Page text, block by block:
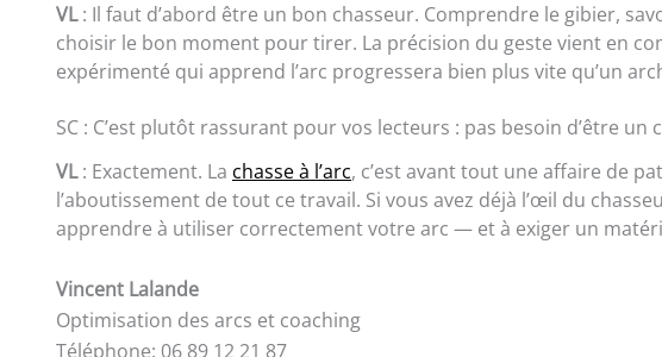
VL: Il faut d’abord être un bon chasseur. Comprendre le gibier,
choisir le bon moment pour tirer. La précision du geste vient en
expérimenté qui apprend l’arc progressera bien plus vite qu’un
SC : C’est plutôt rassurant pour vos lecteurs : pas besoin d’être un
VL: Exactement. La chasse à l’arc, c’est avant tout une affaire de
l’aboutissement de tout ce travail. Si vous avez déjà l’œil du
apprendre à utiliser correctement votre arc — et à exiger un
Vincent Lalande
Optimisation des arcs et coaching
Téléphone: 06 89 12 21 87